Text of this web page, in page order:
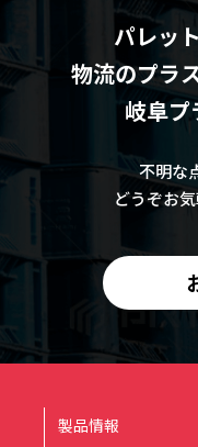
パレッ
物流のプラ
岐阜
不明な
どうぞお
製品情報